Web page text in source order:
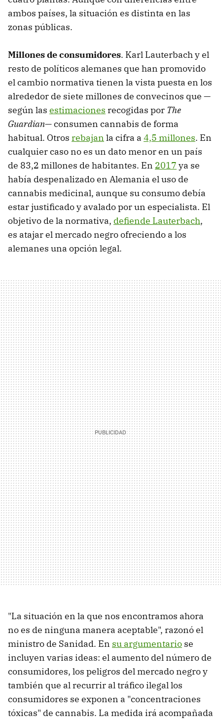
ambos países, la situación es distinta en las
zonas públicas.
Millones de consumidores. Karl Lauterbach y el
resto de políticos alemanes que han promovido
el cambio normativa tienen la vista puesta en los
alrededor de siete millones de convecinos que —
según las estimaciones recogidas por The
Guardian— consumen cannabis de forma
habitual. Otros rebajan la cifra a 4,5 millones. En
cualquier caso no es un dato menor en un país
de 83,2 millones de habitantes. En 2017 ya se
había despenalizado en Alemania el uso de
cannabis medicinal, aunque su consumo debía
estar justificado y avalado por un especialista. El
objetivo de la normativa, defiende Lauterbach,
es atajar el mercado negro ofreciendo a los
alemanes una opción legal.
"La situación en la que nos encontramos ahora
no es de ninguna manera aceptable", razonó el
ministro de Sanidad. En su argumentario se
incluyen varias ideas: el aumento del número de
consumidores, los peligros del mercado negro y
también que al recurrir al tráfico ilegal los
consumidores se exponen a "concentraciones
tóxicas" de cannabis. La medida irá acompañada